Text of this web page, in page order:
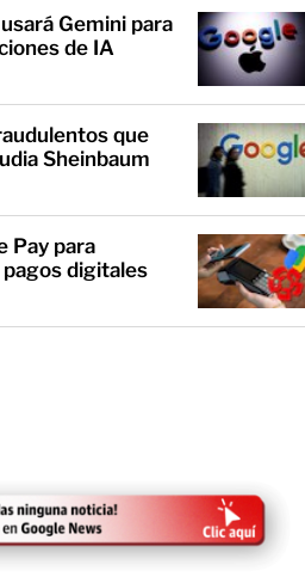
Gemini para
de IA
que
Sheinbaum
Pay para
digitales